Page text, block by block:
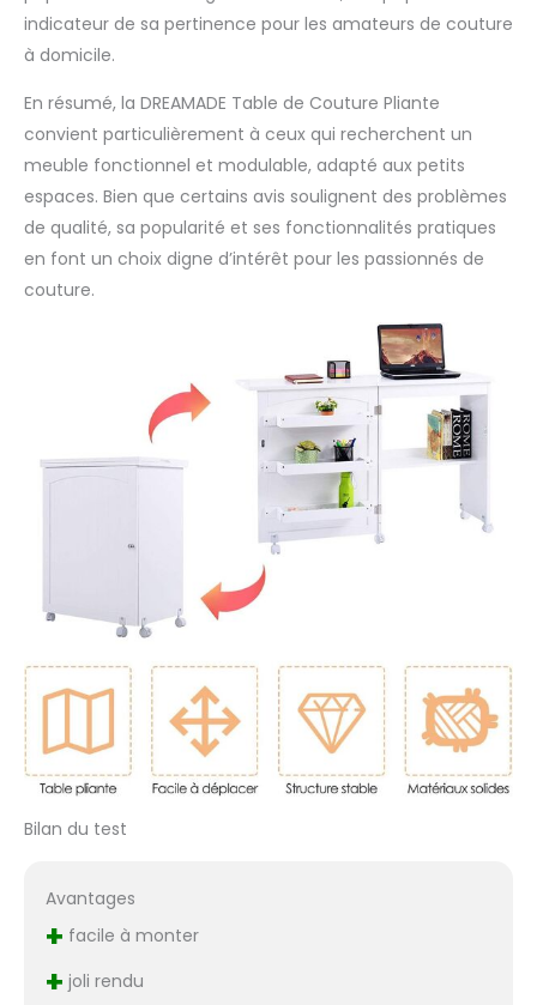
indicateur de sa pertinence pour les amateurs de couture
à domicile.
En résumé, la DREAMADE Table de Couture Pliante
convient particulièrement à ceux qui recherchent un
meuble fonctionnel et modulable, adapté aux petits
espaces. Bien que certains avis soulignent des problèmes
de qualité, sa popularité et ses fonctionnalités pratiques
en font un choix digne d’intérêt pour les passionnés de
couture.
Bilan du test
Avantages
+ facile à monter
+ joli rendu